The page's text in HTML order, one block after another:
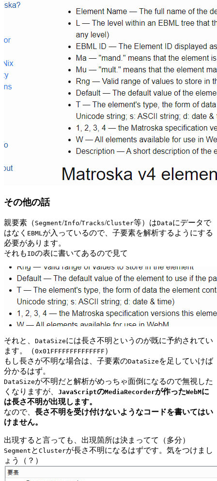
その他の話
親要素（ Segment/Info/Tracks/Cluster等）はDataにデータで
はなく EBMLが入っているので、子要素を解析するようにする
必要があります。
それも IDの表に書いてあるので見て
それと、 DataSizeには長さ不明というのが既に予約されてい
ます。（0x01FFFFFFFFFFFFFF ）
もし長さが不明な場合は、子要素のDataSize を足していけば
分かるはず。
DataSizeが不明だと解析がめっちゃ面倒になるので無視した
くなりますが、 JavaScriptのMediaRecorderが作ったWebMに
は長さ不明が出現します。
なので、 長さ不明を受け付けないようなコードを書いてはい
けません。
出現すると言っても、出現箇所は決まってて（多分）
Segment と Clusterが長さ不明になるはずです。気をつけまし
ょう（？）